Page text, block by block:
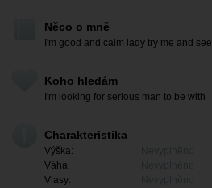
Něco o mně
I'm good and calm lady try me and see
Koho hledám
I'm looking for serious man to be with
Charakteristika
Výška:
Váha:
Vlasy: